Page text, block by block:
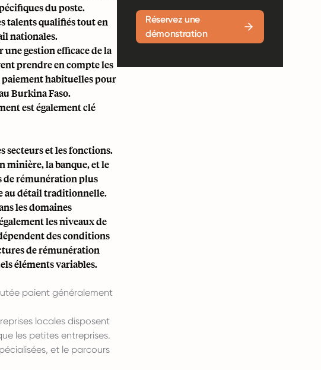
du poste.
talents qualifiés tout en
nationales.
gestion efficace de la
prendre en compte les
paiement habituelles pour
Burkina Faso.
est également clé
secteurs et les fonctions.
minière, la banque, et le
de rémunération plus
au détail traditionnelle.
les domaines
les niveaux de
des conditions
de rémunération
éléments variables.
paient généralement
locales disposent
les petites entreprises.
et le parcours
Réservez une
démonstration